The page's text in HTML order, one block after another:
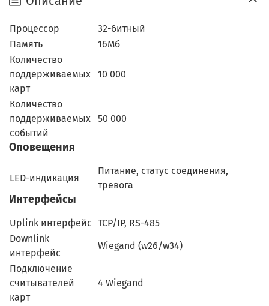
Процессор
32-битный
Память
16Мб
Количество
поддерживаемых
карт
10 000
Количество
поддерживаемых
событий
50 000
Оповещения
LED-индикация
Питание, статус соединения,
тревога
Интерфейсы
Uplink интерфейс TCP/IP, RS-485
Downlink
интерфейс
Wiegand (w26/w34)
Подключение
считывателей
карт
4 Wiegand